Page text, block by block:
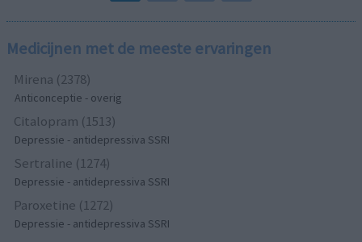
Medicijnen met de meeste ervaringen
Mirena (2378)
Anticonceptie - overig
Citalopram (1513)
Depressie - antidepressiva SSRI
Sertraline (1274)
Depressie - antidepressiva SSRI
Paroxetine (1272)
Depressie - antidepressiva SSRI